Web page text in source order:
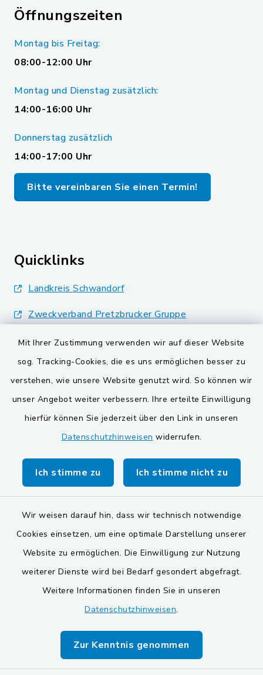
Mit Ihrer Zustimmung verwenden wir auf dieser Website
sog. Tracking-Cookies, die es uns ermöglichen besser zu
verstehen, wie unsere Website genutzt wird. So können wir
unser Angebot weiter verbessern. Ihre erteilte Einwilligung
hierfür können Sie jederzeit über den Link in unseren
Datenschutzhinweisen widerrufen.
Ich stimme zu Ich stimme nicht zu
Wir weisen darauf hin, dass wir technisch notwendige
Cookies einsetzen, um eine optimale Darstellung unserer
Website zu ermöglichen. Die Einwilligung zur Nutzung
weiterer Dienste wird bei Bedarf gesondert abgefragt.
Weitere Informationen finden Sie in unseren
Datenschutzhinweisen.
Zur Kenntnis genommen
Öffnungszeiten
Montag bis Freitag:
08:00-12:00 Uhr
Montag und Dienstag zusätzlich:
14:00-16:00 Uhr
Donnerstag zusätzlich
14:00-17:00 Uhr
Bitte vereinbaren Sie einen Termin!
Quicklinks
Landkreis Schwandorf
Zweckverband Pretzbrucker Gruppe
BayernPortal
Gemeinden der
Verwaltungsgemeinschaft
Gemeinde Schwarzach bei Nabburg
Markt Schwarzenfeld
Gemeinde Stulln
Barrierefreiheit